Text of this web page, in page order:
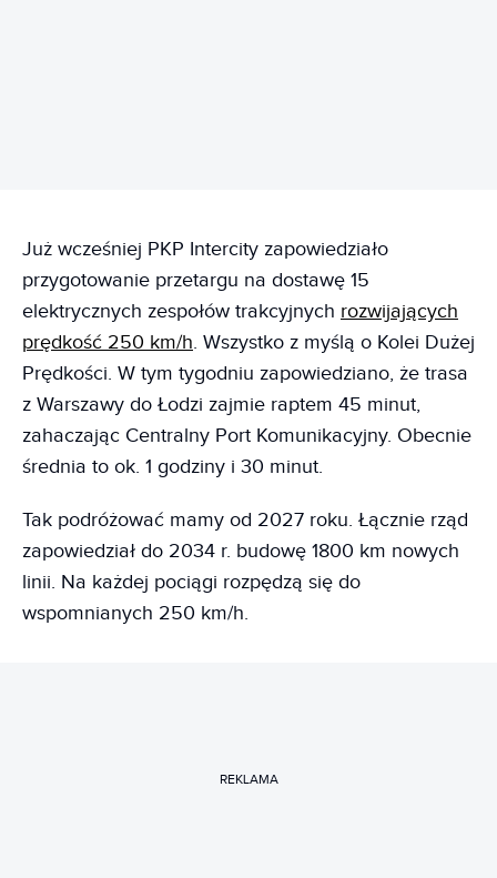
Już wcześniej PKP Intercity zapowiedziało
przygotowanie przetargu na dostawę 15
elektrycznych zespołów trakcyjnych rozwijających
prędkość 250 km/h. Wszystko z myślą o Kolei Dużej
Prędkości. W tym tygodniu zapowiedziano, że trasa
z Warszawy do Łodzi zajmie raptem 45 minut,
zahaczając Centralny Port Komunikacyjny. Obecnie
średnia to ok. 1 godziny i 30 minut.
Tak podróżować mamy od 2027 roku. Łącznie rząd
zapowiedział do 2034 r. budowę 1800 km nowych
linii. Na każdej pociągi rozpędzą się do
wspomnianych 250 km/h.
REKLAMA